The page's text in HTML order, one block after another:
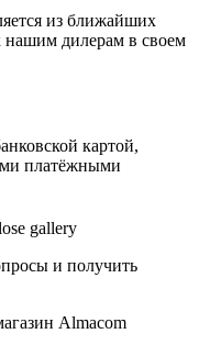
из ближайших
нашим дилерам в своем
картой,
платёжными
и получить
Almacom